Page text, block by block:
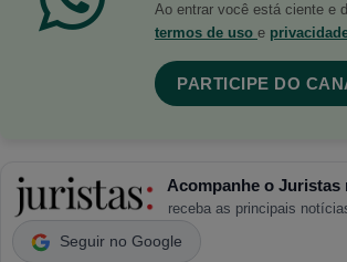
Ao entrar você está ciente e
termos de uso e
PARTICIPE DO
Acompanhe o Juristas
receba as principais
Seguir no Google